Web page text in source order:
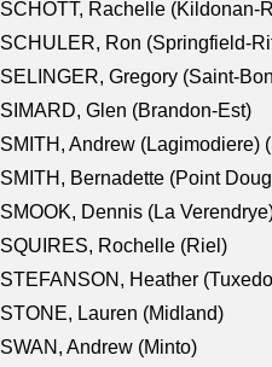
SCHOTT, Rachelle (Kildonan-
SCHULER, Ron (Springfield-
SELINGER, Gregory (Saint-
SIMARD, Glen (Brandon-Est)
SMITH, Andrew (Lagimodiere)
SMITH, Bernadette (Point
SMOOK, Dennis (La
SQUIRES, Rochelle (Riel)
STEFANSON, Heather
STONE, Lauren (Midland)
SWAN, Andrew (Minto)